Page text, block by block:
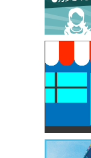
焼き餃子
早稲田店）
[有効期限]2026